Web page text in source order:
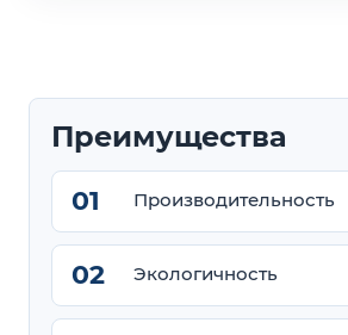
Преимущества
Производительность
Экологичность